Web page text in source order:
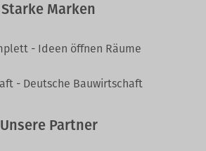
Starke Marken
Unsere Partner